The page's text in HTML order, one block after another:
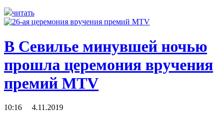
читать
В Севилье минувшей ночью
прошла церемония вручения
премий MTV
10:16 4.11.2019